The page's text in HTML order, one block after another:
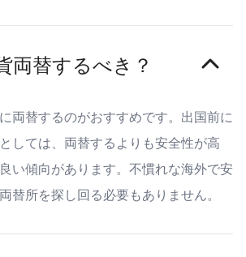
両替するべき？
両替するのがおすすめです。出国前に
しては、両替するよりも安全性が高
い傾向があります。不慣れな海外で安
替所を探し回る必要もありません。